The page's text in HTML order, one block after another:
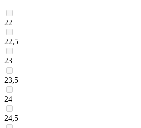
22
22,5
23
23,5
24
24,5